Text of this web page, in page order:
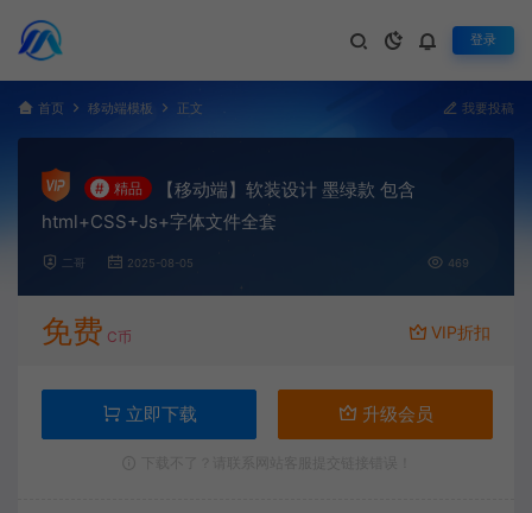
登录
首页 移动端模板 正文 我要投稿
# 精品
【移动端】软装设计 墨绿款 包含
html+CSS+Js+字体文件全套
二哥 2025-08-05 469
免费 C币 VIP折扣
立即下载 升级会员